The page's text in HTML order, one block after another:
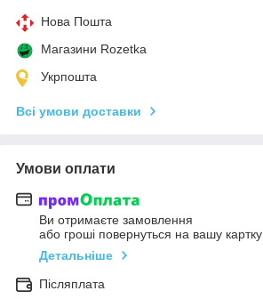
Нова Пошта
Магазини Rozetka
Укрпошта
Всі умови доставки
Умови оплати
Ви отримаєте замовлення
або гроші повернуться на вашу картку
Детальніше
Післяплата